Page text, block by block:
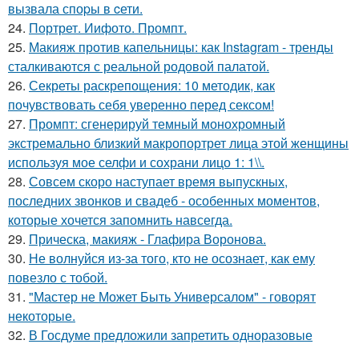
вызвала споpы в cети.
24. Портрет. Иифото. Промпт.
25. Макияж против капельницы: как Instagram - тренды
сталкиваются с реальной родовой палатой.
26. Секреты раскрепощения: 10 методик, как
почувствовать себя уверенно перед сексом!
27. Промпт: сгенерируй темный монохромный
экстремально близкий макропортрет лица этой женщины
используя мое селфи и сохрани лицо 1: 1\\.
28. Совсем скоро наступает время выпускных,
последних звонков и свадеб - особенных моментов,
которые хочется запомнить навсегда.
29. Прическа, макияж - Глафира Воронова.
30. Не волнуйся из-за того, кто не осознает, как ему
повезло с тобой.
31. "Мастер не Может Быть Универсалом" - говорят
некоторые.
32. В Госдуме предложили запретить одноразовые